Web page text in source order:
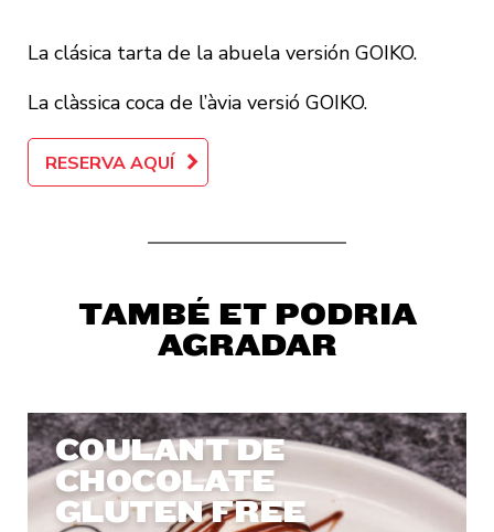
La clásica tarta de la abuela versión GOIKO.
La clàssica coca de l’àvia versió GOIKO.
RESERVA AQUÍ
TAMBÉ ET PODRIA
AGRADAR
COULANT DE
CHOCOLATE
GLUTEN FREE